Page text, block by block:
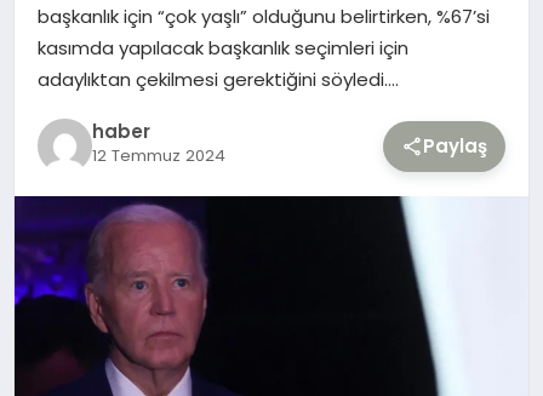
YAŞAM
başkanlık için “çok yaşlı” olduğunu belirtirken, %67’si
kasımda yapılacak başkanlık seçimleri için
adaylıktan çekilmesi gerektiğini söyledi….
haber
12 Temmuz 2024 Paylaş